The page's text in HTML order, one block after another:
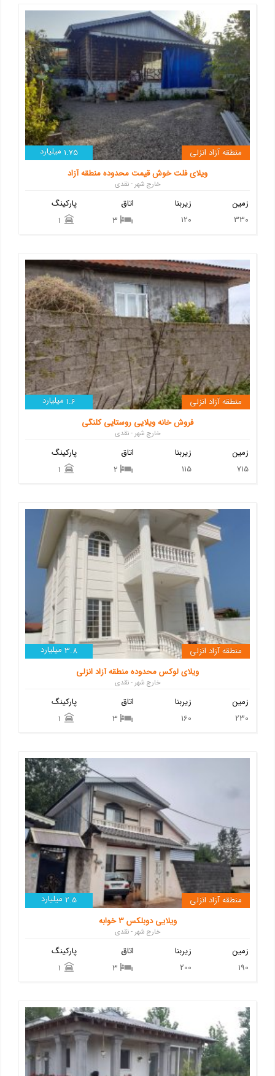
1.75 میلیارد
منطقه آزاد انزلی
ویلای فلت خوش قیمت محدوده منطقه آزاد
خارج شهر - نقدی
پارکینگ
اتاق
3
زیربنا
120
زمین
330
1.6 میلیارد
منطقه آزاد انزلی
فروش خانه ویلایی روستایی کلنگی
خارج شهر - نقدی
پارکینگ
اتاق
2
زیربنا
115
زمین
715
3.8 میلیارد
منطقه آزاد انزلی
ویلای لوکس محدوده منطقه آزاد انزلی
خارج شهر - نقدی
پارکینگ
اتاق
3
زیربنا
160
زمین
230
2.5 میلیارد
منطقه آزاد انزلی
ویلایی دوبلکس 3 خوابه
خارج شهر - نقدی
پارکینگ
اتاق
3
زیربنا
200
زمین
190